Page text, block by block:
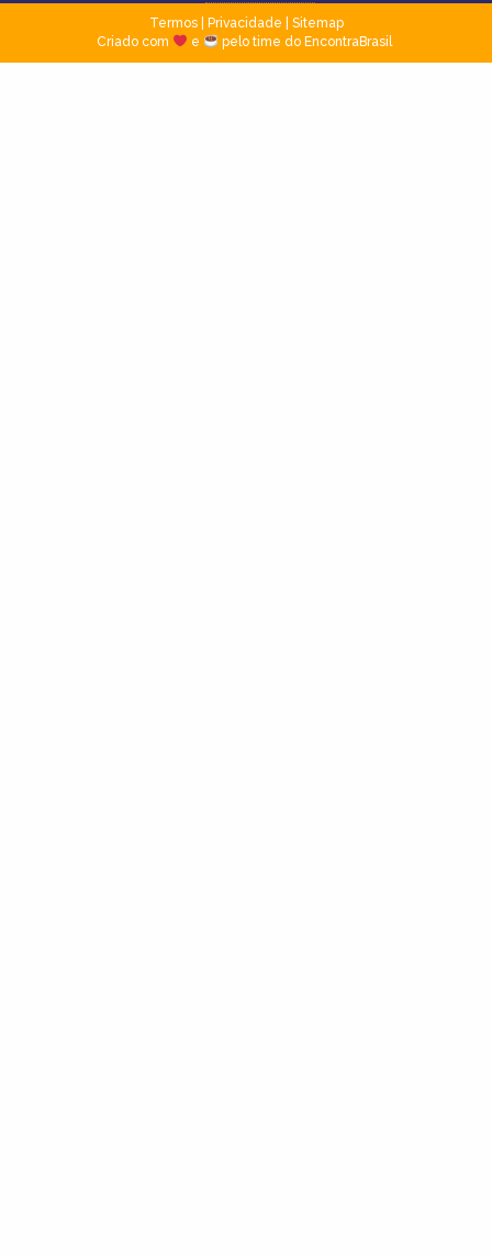
Termos| Privacidade
Sitemap
Criado com
e pelo time do EncontraBrasil